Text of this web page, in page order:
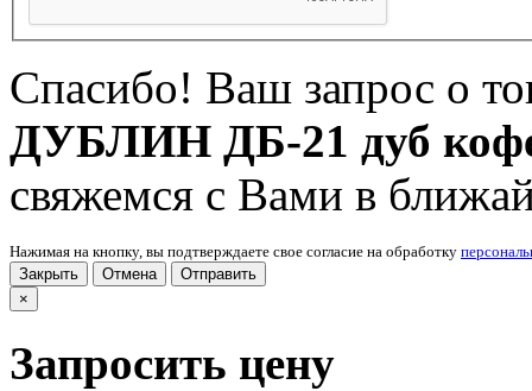
Спасибо! Ваш запрос о
ДУБЛИН ДБ-21 дуб
свяжемся с Вами в
Нажимая на кнопку, вы подтверждаете свое согласие на обработку
Закрыть
Отмена
Отправить
×
Запросить цену